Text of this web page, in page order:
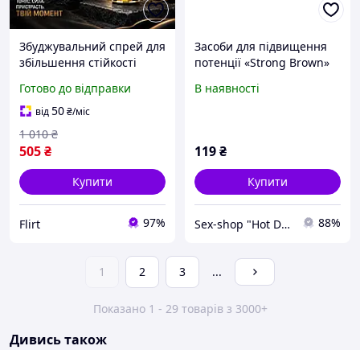
Збуджувальний спрей для
збільшення стійкості
для підвищення потенції
та збудження чоловічої
сили
Готово до відправки
від50₴/міс
505₴
1 010 ₴
Купити
Flirt 97%
Засоби для підвищення
потенції «Strong Brown»
довго не закінчувати
В наявності
119₴
Купити
Sex-shop "Hot Dreams" 88%
1 2 3 ...
Показано 1 - 29 товарів з 3000+
Дивись також